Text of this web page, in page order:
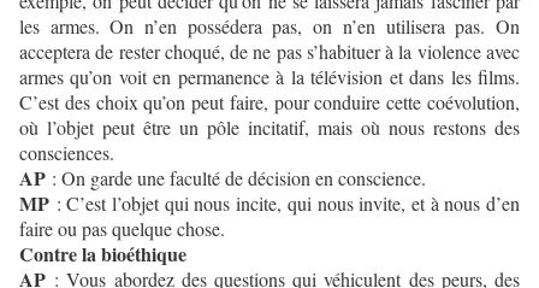
les armes. On n’en possédera pas, on n’en utilisera pas. On
acceptera de rester choqué, de ne pas s’habituer à la violence avec
armes qu’on voit en permanence à la télévision et dans les films.
C’est des choix qu’on peut faire, pour conduire cette coévolution,
où l’objet peut être un pôle incitatif, mais où nous restons des
consciences.
AP : On garde une faculté de décision en conscience.
MP : C’est l’objet qui nous incite, qui nous invite, et à nous d’en
faire ou pas quelque chose.
Contre la bioéthique
AP : Vous abordez des questions qui véhiculent des peurs, des